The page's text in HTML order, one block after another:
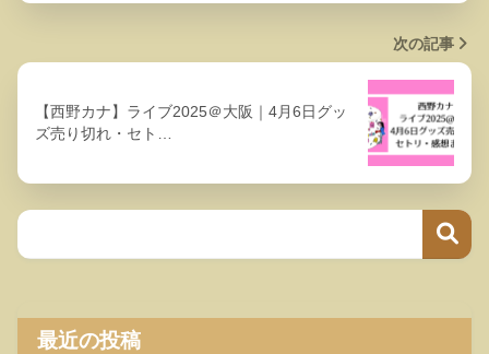
次の記事
【西野カナ】ライブ2025＠大阪｜4月6日グッ
ズ売り切れ・セト…
最近の投稿